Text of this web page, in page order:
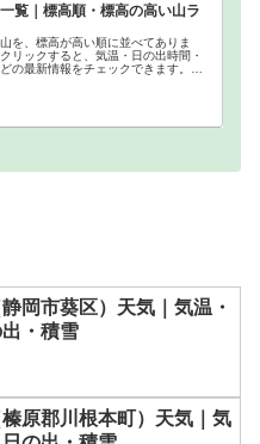
覧｜標高順・標高の高い山ラ
を、標高が高い順に並べてありま
リックすると、気温・日の出時間・
の最新情報をチェックできます。静
岡市葵区）天気｜気温・
・積雪
原郡川根本町）天気｜気